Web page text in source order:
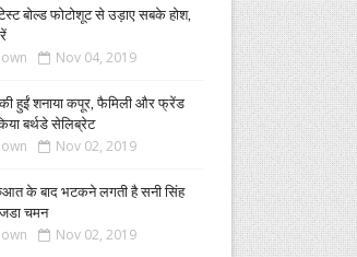
बोल्ड फोटोशूट से उड़ाए सबके होश,
Nov 04, 2019
हुईं शनाया कपूर, फैमिली और फ्रेंड
बर्थडे सेलिब्रेट
Nov 02, 2019
के बाद भटकने लगती है सनी सिंह
चमन
Nov 02, 2019